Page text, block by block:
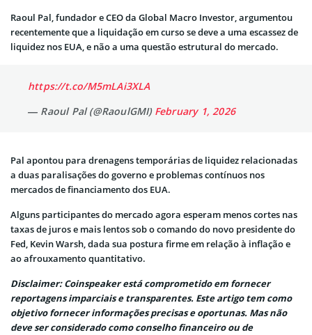
Raoul Pal, fundador e CEO da Global Macro Investor, argumentou
recentemente que a liquidação em curso se deve a uma escassez de
liquidez nos EUA, e não a uma questão estrutural do mercado.
https://t.co/M5mLAi3XLA
— Raoul Pal (@RaoulGMI) February 1, 2026
Pal apontou para drenagens temporárias de liquidez relacionadas
a duas paralisações do governo e problemas contínuos nos
mercados de financiamento dos EUA.
Alguns participantes do mercado agora esperam menos cortes nas
taxas de juros e mais lentos sob o comando do novo presidente do
Fed, Kevin Warsh, dada sua postura firme em relação à inflação e
ao afrouxamento quantitativo.
Disclaimer: Coinspeaker está comprometido em fornecer
reportagens imparciais e transparentes. Este artigo tem como
objetivo fornecer informações precisas e oportunas. Mas não
deve ser considerado como conselho financeiro ou de